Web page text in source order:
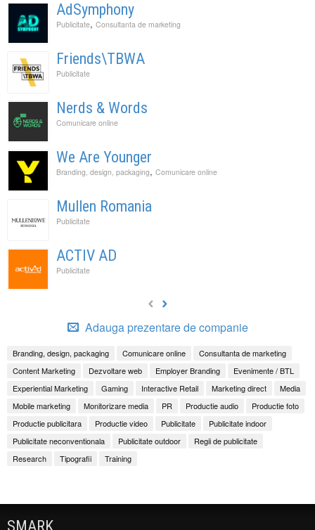
AdSymphony
Publicitate, Consultanta de marketing
Friends\TBWA
Publicitate
Nerds & Words
Comunicare online
We Are Younger
Branding, design, packaging, Comunicare online
Mullen Romania
Publicitate
ACTIV AD
Publicitate
Adauga prezentare de companie
Branding, design, packaging Comunicare online
Consultanta de marketing
Content Marketing
Dezvoltare web Employer Branding
Evenimente / BTL
Experiential Marketing
Gaming Interactive Retail Marketing direct
Media
Mobile marketing
Monitorizare media PR Productie audio
Productie foto
Productie publicitara
Productie video Publicitate
Publicitate indoor
Publicitate neconventionala
Publicitate outdoor
Regii de publicitate
Research
Tipografii Training
SMARK